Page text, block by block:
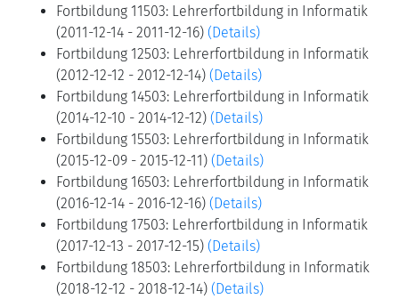
Fortbildung 11503: Lehrerfortbildung in Informatik
(2011-12-14 - 2011-12-16) (Details)
Fortbildung 12503: Lehrerfortbildung in Informatik
(2012-12-12 - 2012-12-14) (Details)
Fortbildung 14503: Lehrerfortbildung in Informatik
(2014-12-10 - 2014-12-12) (Details)
Fortbildung 15503: Lehrerfortbildung in Informatik
(2015-12-09 - 2015-12-11) (Details)
Fortbildung 16503: Lehrerfortbildung in Informatik
(2016-12-14 - 2016-12-16) (Details)
Fortbildung 17503: Lehrerfortbildung in Informatik
(2017-12-13 - 2017-12-15) (Details)
Fortbildung 18503: Lehrerfortbildung in Informatik
(2018-12-12 - 2018-12-14) (Details)